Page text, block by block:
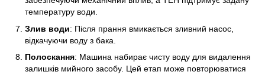
температуру води.
Злив води: Після прання вмикається зливний насос,
відкачуючи воду з бака.
Полоскання: Машина набирає чисту воду для видалення
залишків мийного засобу. Цей етап може повторюватися